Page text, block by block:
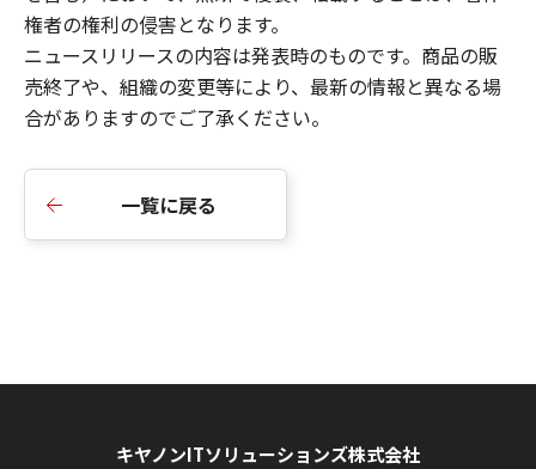
権者の権利の侵害となります。
ニュースリリースの内容は発表時のものです。商品の販
売終了や、組織の変更等により、最新の情報と異なる場
合がありますのでご了承ください。
一覧に戻る
キヤノンITソリューションズ株式会社